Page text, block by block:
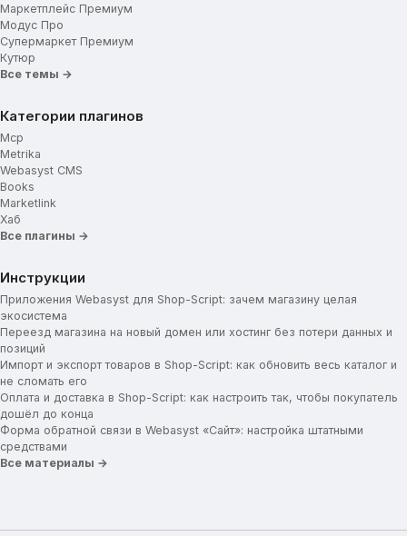
Маркетплейс Премиум
Модус Про
Супермаркет Премиум
Кутюр
Все темы →
Категории плагинов
Mcp
Metrika
Webasyst CMS
Books
Marketlink
Хаб
Все плагины →
Инструкции
Приложения Webasyst для Shop-Script: зачем магазину целая
экосистема
Переезд магазина на новый домен или хостинг без потери данных и
позиций
Импорт и экспорт товаров в Shop-Script: как обновить весь каталог и
не сломать его
Оплата и доставка в Shop-Script: как настроить так, чтобы покупатель
дошёл до конца
Форма обратной связи в Webasyst «Сайт»: настройка штатными
средствами
Все материалы →